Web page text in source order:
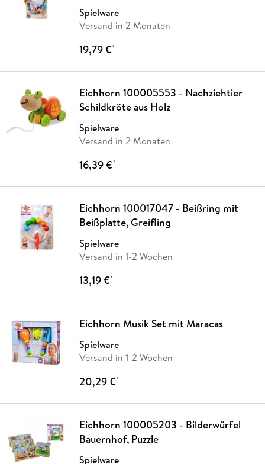
Spielware
Versand in 2 Monaten
19,79 €*
Eichhorn 100005553 - Nachziehtier
Schildkröte aus Holz
Spielware
Versand in 2 Monaten
16,39 €*
Eichhorn 100017047 - Beißring mit
Beißplatte, Greifling
Spielware
Versand in 1-2 Wochen
13,19 €*
Eichhorn Musik Set mit Maracas
Spielware
Versand in 1-2 Wochen
20,29 €*
Eichhorn 100005203 - Bilderwürfel
Bauernhof, Puzzle
Spielware